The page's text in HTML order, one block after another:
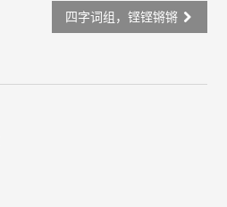
四字词组，铿铿锵锵